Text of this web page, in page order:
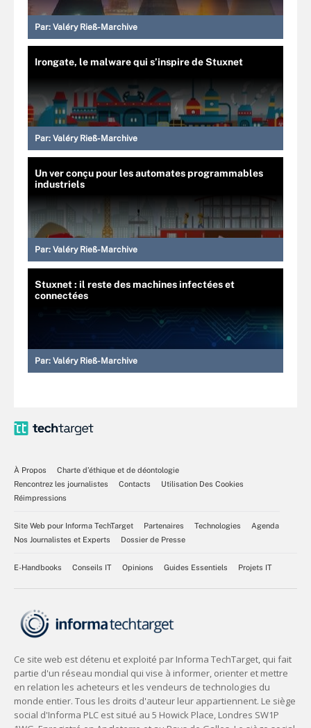
Par: Valéry Rieß-Marchive
Irongate, le malware qui s’inspire de Stuxnet
Par: Valéry Rieß-Marchive
Un ver conçu pour les automates programmables
industriels
Par: Valéry Rieß-Marchive
Stuxnet : il reste des machines infectées et
connectées
Par: Valéry Rieß-Marchive
À Propos
Charte d’éthique et de déontologie
Rencontrez les journalistes
Contacts
Utilisation Des Cookies
Réimpressions
Site Web pour Informa TechTarget Partenaires Technologies
Agenda
Nos Journalistes et Experts
Dossier de Presse
E-Handbooks Conseils IT Opinions Guides Essentiels Projets IT